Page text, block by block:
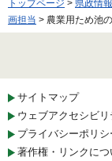
トップページ > 県政情
画担当 > 農業用ため池
サイトマップ
ウェブアクセシビリ
プライバシーポリ
著作権・リンクにつ